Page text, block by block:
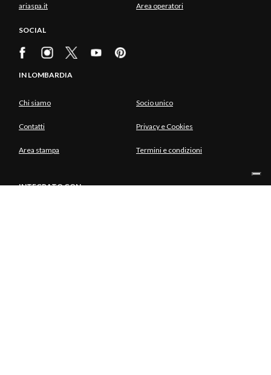
ariaspa.it Area operatori
SOCIAL
IN LOMBARDIA
Chi siamo Socio unico
Contatti Privacy e Cookies
Area stampa Termini e condizioni
INTEGRATO CON